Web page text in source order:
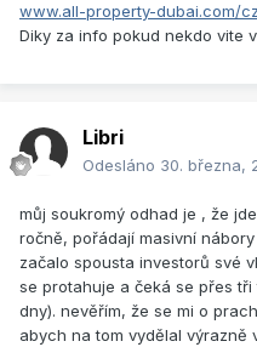
www.all-property-dubai.com/
Diky za info pokud nekdo vite
Libri
Odesláno 30. března,
můj soukromý odhad je , že
ročně, pořádají masivní
začalo spousta investorů své
se protahuje a čeká se přes
dny). nevěřím, že se mi o
abych na tom vydělal výrazně